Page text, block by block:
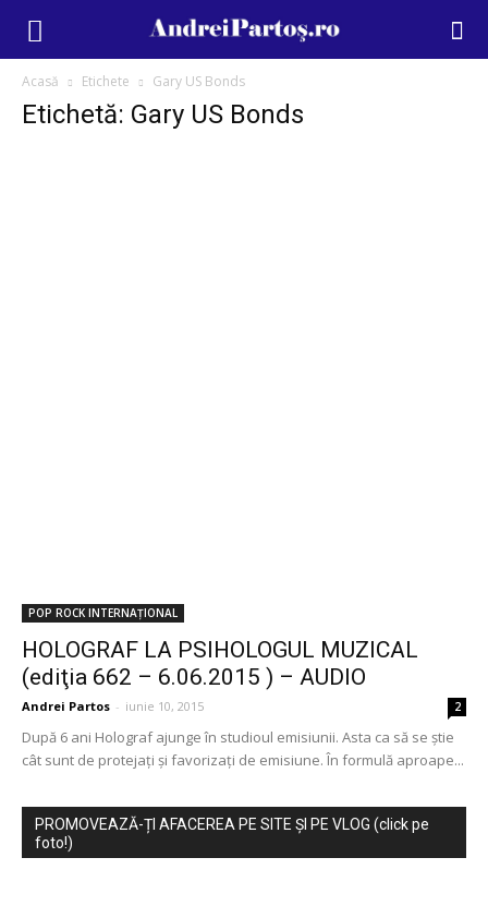
Acasă Etichete Gary US Bonds
Etichetă: Gary US Bonds
POP ROCK INTERNAȚIONAL
HOLOGRAF LA PSIHOLOGUL MUZICAL
(ediţia 662 – 6.06.2015 ) – AUDIO
Andrei Partos - iunie 10, 2015 2
După 6 ani Holograf ajunge în studioul emisiunii. Asta ca să se ştie
cât sunt de protejaţi şi favorizaţi de emisiune. În formulă aproape...
PROMOVEAZĂ-ȚI AFACEREA PE SITE ȘI PE VLOG (click pe
foto!)